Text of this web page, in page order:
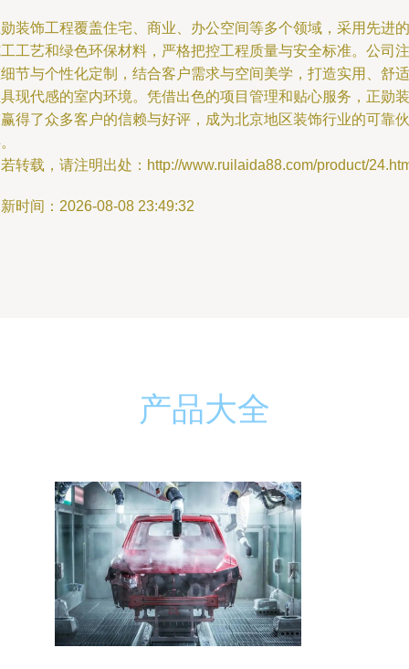
装饰工程覆盖住宅、商业、办公空间等多个领域，采用先进的
工艺和绿色环保材料，严格把控工程质量与安全标准。公司注
节与个性化定制，结合客户需求与空间美学，打造实用、舒适
现代感的室内环境。凭借出色的项目管理和贴心服务，正勋装
得了众多客户的信赖与好评，成为北京地区装饰行业的可靠伙
转载，请注明出处：http://www.ruilaida88.com/product/
时间：2026-08-08 23:49:32
产品大全